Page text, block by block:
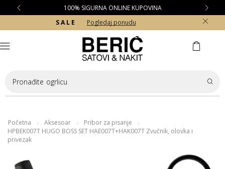
100% SIGURNA ONLINE KUPOVINA
S A L E
Pogledaj ponudu
Pronađite ogrlicu
Početna / Aksesoar / Pribor za pisanje /
HPBEK007T HUGO BOSS SET HAE007T+HAK007T Zvučnik, olovka i
privezak